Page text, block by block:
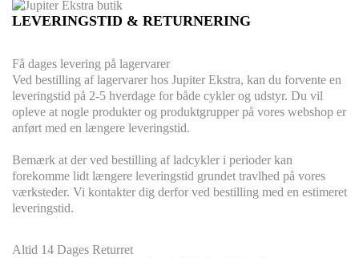
LEVERINGSTID & RETURNERING
Få dages levering på lagervarer
Ved bestilling af lagervarer hos Jupiter Ekstra, kan du forvente en
leveringstid på 2-5 hverdage for både cykler og udstyr. Du vil
opleve at nogle produkter og produktgrupper på vores webshop er
anført med en længere leveringstid.
Bemærk at der ved bestilling af ladcykler i perioder kan
forekomme lidt længere leveringstid grundet travlhed på vores
værksteder. Vi kontakter dig derfor ved bestilling med en estimeret
leveringstid.
Altid 14 Dages Returret